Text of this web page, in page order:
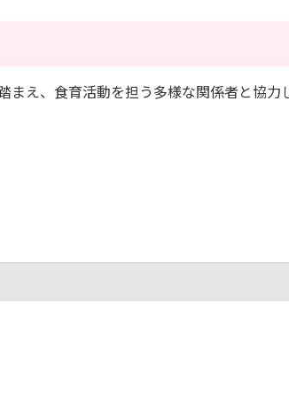
え、食育活動を担う多様な関係者と協力